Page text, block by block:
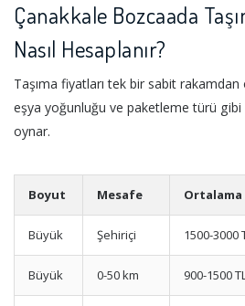
Çanakkale Bozcaada
Nasıl Hesaplanır?
Taşıma fiyatları tek bir sabit rakamdan
eşya yoğunluğu ve paketleme türü
oynar.
Boyut Mesafe Ortalama
Büyük Şehiriçi 1500-3000
Büyük 0-50 km 900-1500